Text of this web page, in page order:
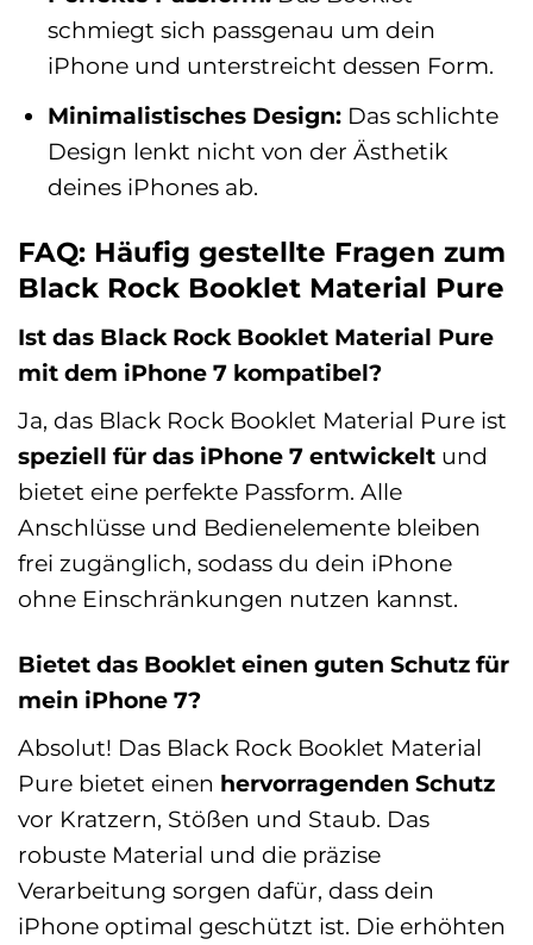
schmiegt sich passgenau um dein
iPhone und unterstreicht dessen Form.
Minimalistisches Design: Das schlichte
Design lenkt nicht von der Ästhetik
deines iPhones ab.
FAQ: Häufig gestellte Fragen zum
Black Rock Booklet Material Pure
Ist das Black Rock Booklet Material Pure
mit dem iPhone 7 kompatibel?
Ja, das Black Rock Booklet Material Pure ist
speziell für das iPhone 7 entwickelt und
bietet eine perfekte Passform. Alle
Anschlüsse und Bedienelemente bleiben
frei zugänglich, sodass du dein iPhone
ohne Einschränkungen nutzen kannst.
Bietet das Booklet einen guten Schutz für
mein iPhone 7?
Absolut! Das Black Rock Booklet Material
Pure bietet einen hervorragenden Schutz
vor Kratzern, Stößen und Staub. Das
robuste Material und die präzise
Verarbeitung sorgen dafür, dass dein
iPhone optimal geschützt ist. Die erhöhten